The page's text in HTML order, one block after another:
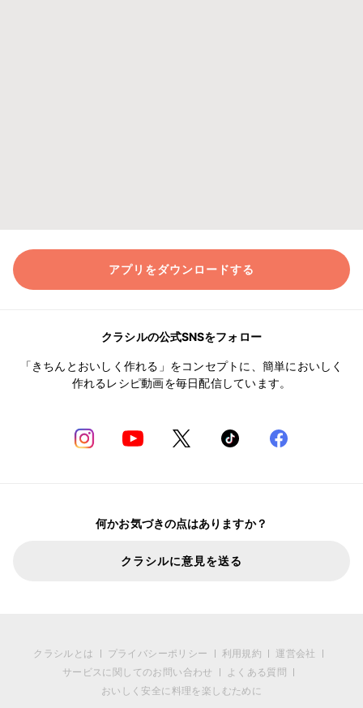
アプリをダウンロードする
クラシルの公式SNSをフォロー
「きちんとおいしく作れる」をコンセプトに、簡単においしく
作れるレシピ動画を毎日配信しています。
何かお気づきの点はありますか？
クラシルに意見を送る
クラシルとは プライバシーポリシー 利用規約
運営会社
サービスに関してのお問い合わせ
よくある質問
おいしく安全に料理を楽しむために